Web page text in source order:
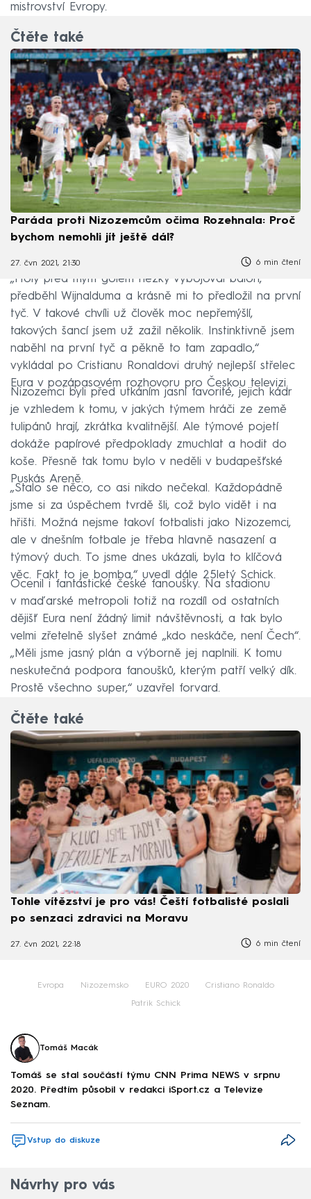
mistrovství Evropy.
Čtěte také
Paráda proti Nizozemcům očima Rozehnala: Proč
bychom nemohli jít ještě dál?
27. čvn 2021, 21:30 6 min čtení
„Holy před mým gólem hezky vybojoval balón,
předběhl Wijnalduma a krásně mi to předložil na první
tyč. V takové chvíli už člověk moc nepřemýšlí,
takových šancí jsem už zažil několik. Instinktivně jsem
naběhl na první tyč a pěkně to tam zapadlo,“
vykládal po Cristianu Ronaldovi druhý nejlepší střelec
Eura v pozápasovém rozhovoru pro Českou televizi.
Nizozemci byli před utkáním jasní favorité, jejich kádr
je vzhledem k tomu, v jakých týmem hráči ze země
tulipánů hrají, zkrátka kvalitnější. Ale týmové pojetí
dokáže papírové předpoklady zmuchlat a hodit do
koše. Přesně tak tomu bylo v neděli v budapešťské
Puskás Areně.
„Stalo se něco, co asi nikdo nečekal. Každopádně
jsme si za úspěchem tvrdě šli, což bylo vidět i na
hřišti. Možná nejsme takoví fotbalisti jako Nizozemci,
ale v dnešním fotbale je třeba hlavně nasazení a
týmový duch. To jsme dnes ukázali, byla to klíčová
věc. Fakt to je bomba,“ uvedl dále 25letý Schick.
Ocenil i fantastické české fanoušky. Na stadionu
v maďarské metropoli totiž na rozdíl od ostatních
dějišť Eura není žádný limit návštěvnosti, a tak bylo
velmi zřetelně slyšet známé „kdo neskáče, není Čech“.
„Měli jsme jasný plán a výborně jej naplnili. K tomu
neskutečná podpora fanoušků, kterým patří velký dík.
Prostě všechno super,“ uzavřel forvard.
Čtěte také
Tohle vítězství je pro vás! Čeští fotbalisté poslali
po senzaci zdravici na Moravu
27. čvn 2021, 22:18 6 min čtení
Evropa Nizozemsko EURO 2020 Cristiano Ronaldo
Patrik Schick
Tomáš Macák
Tomáš se stal součástí týmu CNN Prima NEWS v srpnu
2020. Předtím působil v redakci iSport.cz a Televize
Seznam.
Vstup do diskuze
Návrhy pro vás